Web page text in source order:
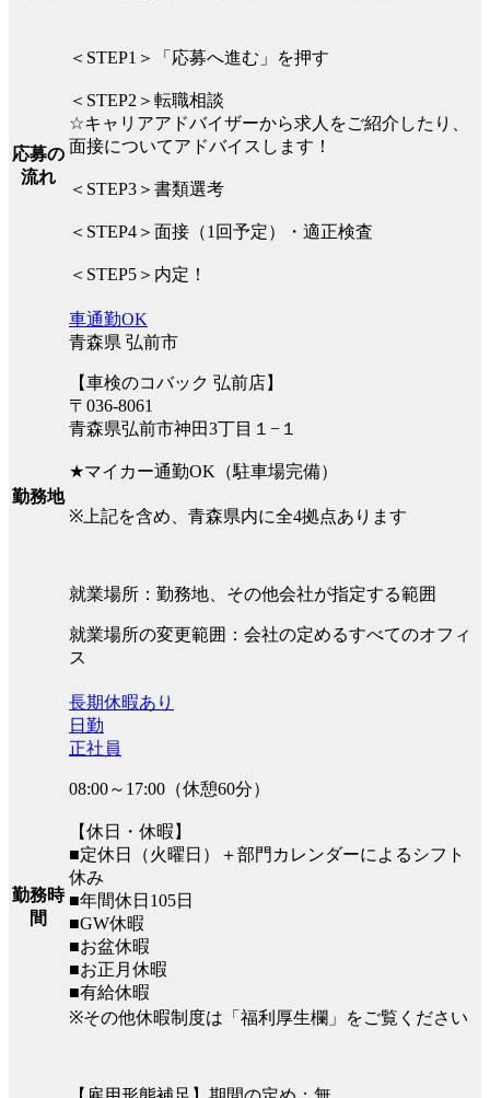
応募の
流れ
＜STEP1＞「応募へ進む」を押す
＜STEP2＞転職相談
☆キャリアアドバイザーから求人をご紹介したり、
面接についてアドバイスします！
＜STEP3＞書類選考
＜STEP4＞面接（1回予定）・適正検査
＜STEP5＞内定！
勤務地
車通勤OK
青森県 弘前市
【車検のコバック 弘前店】
〒036-8061
青森県弘前市神田3丁目１−１
★マイカー通勤OK（駐車場完備）
※上記を含め、青森県内に全4拠点あります
就業場所：勤務地、その他会社が指定する範囲
就業場所の変更範囲：会社の定めるすべてのオフィ
ス
勤務時
間
長期休暇あり
日勤
正社員
08:00～17:00（休憩60分）
【休日・休暇】
■定休日（火曜日）＋部門カレンダーによるシフト
休み
■年間休日105日
■GW休暇
■お盆休暇
■お正月休暇
■有給休暇
※その他休暇制度は「福利厚生欄」をご覧ください